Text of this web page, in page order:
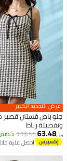
عرض التجديد الكبير
جلو باص فستان قصير
وتفصيلة رباط
﷼‏63.48
113.44خصم 44%
احصل عليه